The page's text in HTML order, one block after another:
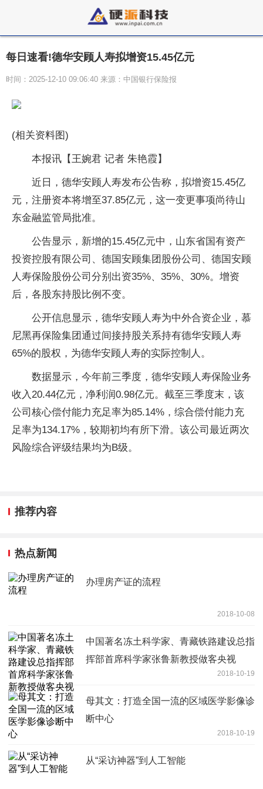
每日速看!德华安顾人寿拟增资15.45亿元
时间：2025-12-10 09:06:40 来源：中国银行保险报
(相关资料图)
本报讯【王婉君 记者 朱艳霞】
近日，德华安顾人寿发布公告称，拟增资15.45亿
元，注册资本将增至37.85亿元，这一变更事项尚待山
东金融监管局批准。
公告显示，新增的15.45亿元中，山东省国有资产
投资控股有限公司、德国安顾集团股份公司、德国安顾
人寿保险股份公司分别出资35%、35%、30%。增资
后，各股东持股比例不变。
公开信息显示，德华安顾人寿为中外合资企业，慕
尼黑再保险集团通过间接持股关系持有德华安顾人寿
65%的股权，为德华安顾人寿的实际控制人。
数据显示，今年前三季度，德华安顾人寿保险业务
收入20.44亿元，净利润0.98亿元。截至三季度末，该
公司核心偿付能力充足率为85.14%，综合偿付能力充
足率为134.17%，较期初均有所下滑。该公司最近两次
风险综合评级结果均为B级。
推荐内容
热点新闻
办理房产证的流程
2018-10-08
中国著名冻土科学家、青藏铁路建设总指
挥部首席科学家张鲁新教授做客央视
2018-10-19
母其文：打造全国一流的区域医学影像诊
断中心
2018-10-19
从“采访神器”到人工智能